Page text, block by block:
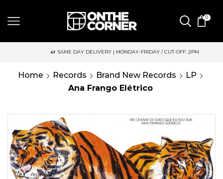
0
SAME DAY DELIVERY | MONDAY-FRIDAY / CUT-OFF: 2PM
Home Records Brand New Records
LP
Ana Frango Elétrico